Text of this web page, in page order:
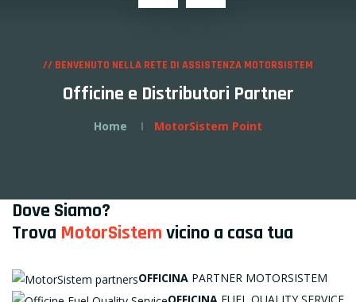
// BENVENUTO NELLA RETE DI ASSISTENZA MOTORSISTEM
Officine e Distributori Partner
Home MotorSistem Point
Dove Siamo?
Trova MotorSistem vicino a casa tua
OFFICINA PARTNER MOTORSISTEM